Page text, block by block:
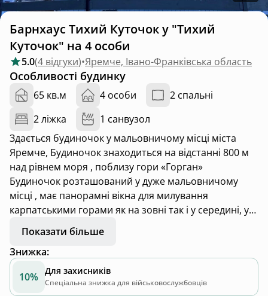
Барнхаус Тихий Куточок у "Тихий
Куточок" на 4 особи
5.0(4 відгуки)•Яремче, Івано-Франківська область
Особливості будинку
65 кв.м 4 особи
2 спальні
2 ліжка
1 санвузол
Здається будиночок у мальовничому місці міста
Яремче, Будиночок знаходиться на відстанні 800 м
над рівнем моря , поблизу гори «Горган»
Будиночок розташований у дуже мальовничому
місці , має панорамні вікна для милування
карпатськими горами як на зовні так і у середині, у
садибі мають змогу з комфортом розміститись 4
людей
Пропонуємо 2 поверховий будинок у якому 2
спальні кімнати, які поєднують у собі сучасний
дизайн та екологічно чисті матеріали, кожна
Показати більше
Знижка:
10% Для захисників
Спеціальна знижка для військовослужбовців